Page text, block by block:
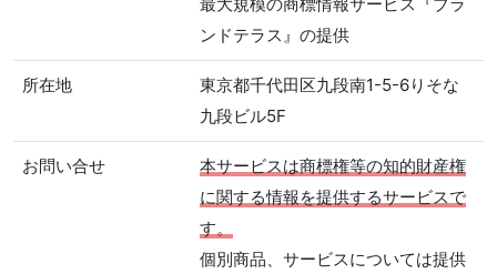
ンドテラス』の提供
所在地
東京都千代田区九段南1-5-6りそな
九段ビル5F
お問い合せ
本サービスは商標権等の知的財産権
に関する情報を提供するサービスで
す。
個別商品、サービスについては提供